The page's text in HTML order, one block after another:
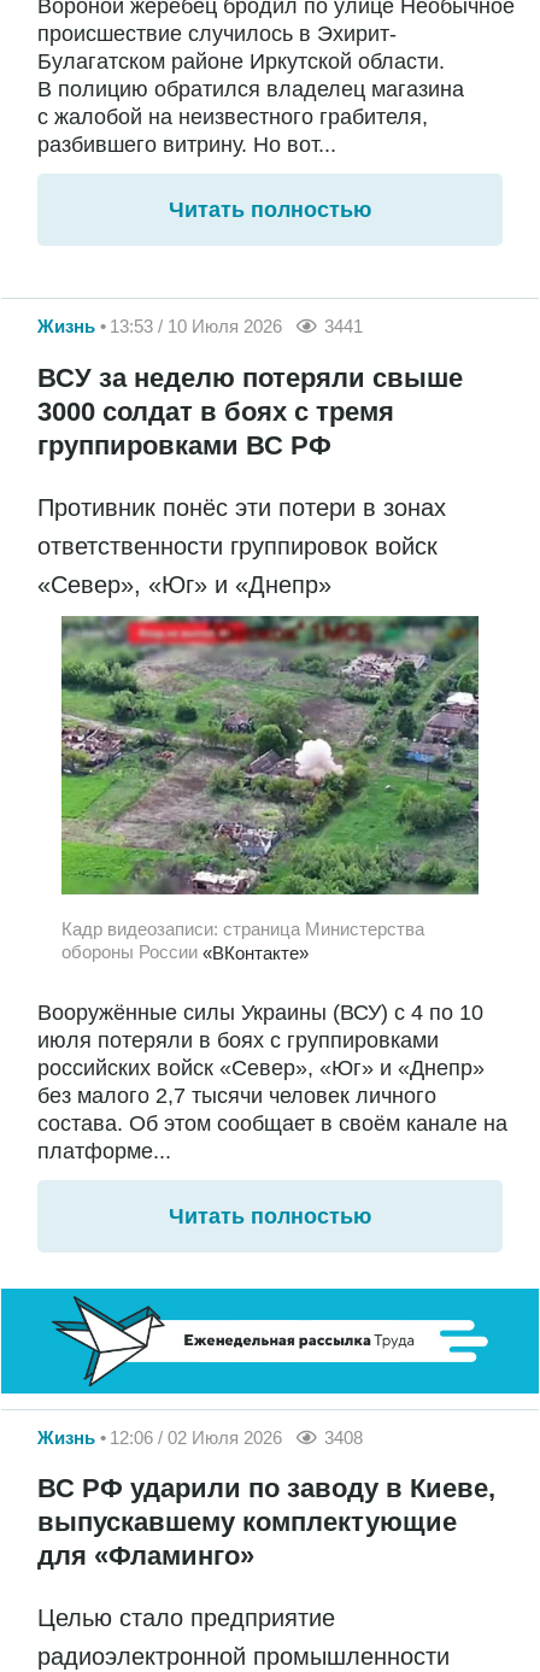
Вороной жеребец бродил по улице Необычное
происшествие случилось в Эхирит-
Булагатском районе Иркутской области.
В полицию обратился владелец магазина
с жалобой на неизвестного грабителя,
разбившего витрину. Но вот...
Читать полностью
Жизнь 13:53 / 10 Июля 2026 3441
ВСУ за неделю потеряли свыше
3000 солдат в боях с тремя
группировками ВС РФ
Противник понёс эти потери в зонах
ответственности группировок войск
«Север», «Юг» и «Днепр»
Кадр видеозаписи: страница Министерства
обороны России «ВКонтакте»
Вооружённые силы Украины (ВСУ) с 4 по 10
июля потеряли в боях с группировками
российских войск «Север», «Юг» и «Днепр»
без малого 2,7 тысячи человек личного
состава. Об этом сообщает в своём канале на
платформе...
Читать полностью
Жизнь 12:06 / 02 Июля 2026 3408
ВС РФ ударили по заводу в Киеве,
выпускавшему комплектующие
для «Фламинго»
Целью стало предприятие
радиоэлектронной промышленности